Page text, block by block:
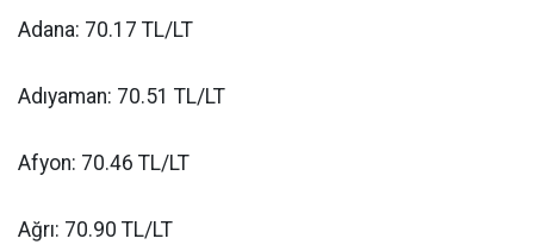
Adana: 70.17 TL/LT
Adıyaman: 70.51 TL/LT
Afyon: 70.46 TL/LT
Ağrı: 70.90 TL/LT